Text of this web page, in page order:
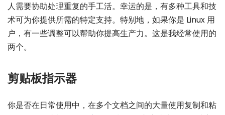
人需要协助处理重复的手工活。幸运的是，有多种工具和技
术可为你提供所需的特定支持。特别地，如果你是 Linux 用
户，有一些调整可以帮助你提高生产力。这是我经常使用的
两个。
剪贴板指示器
你是否在日常使用中，在多个文档之间的大量使用复制和粘